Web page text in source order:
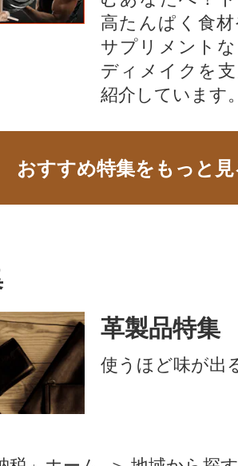
高たんぱく食
サプリメント
ディメイクを
紹介しています
おすすめ特集をもっと
革製品特集
使うほど味が